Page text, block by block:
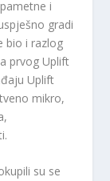
i
gradi
bio i razlog
prvog Uplift
Uplift
mikro,
su se